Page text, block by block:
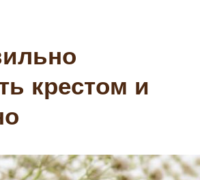
крестом и